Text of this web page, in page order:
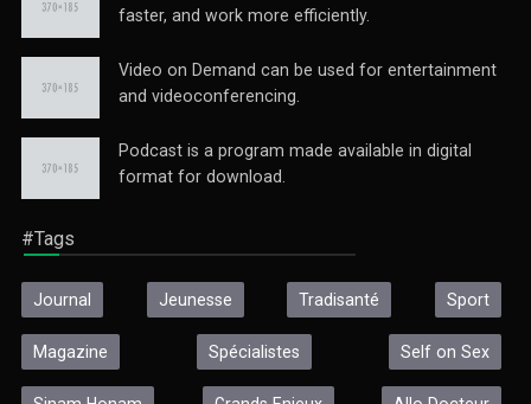
faster, and work more efficiently.
Video on Demand can be used for entertainment
and videoconferencing.
Podcast is a program made available in digital
format for download.
#Tags
Journal Jeunesse Tradisanté Sport
Magazine Spécialistes Self on Sex